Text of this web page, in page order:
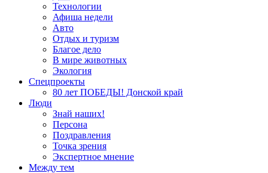
Технологии
Афиша недели
Авто
Отдых и туризм
Благое дело
В мире животных
Экология
Спецпроекты
80 лет ПОБЕДЫ! Донской край
Люди
Знай наших!
Персона
Поздравления
Точка зрения
Экспертное мнение
Между тем